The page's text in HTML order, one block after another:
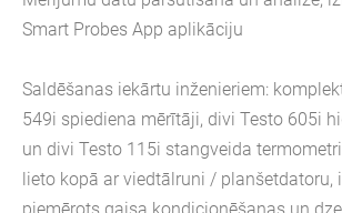
Smart Probes App aplikāciju
Saldēšanas iekārtu inženieriem:
549i spiediena mērītāji, divi Testo 605i
un divi Testo 115i stangveida
lieto kopā ar viedtālruni / planšetdatoru,